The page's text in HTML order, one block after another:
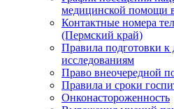
медицинской помощи
Контактные номера
(Пермский край)
Правила подготовки к
исследованиям
Право внеочередной
Правила и сроки
Онконастороженность